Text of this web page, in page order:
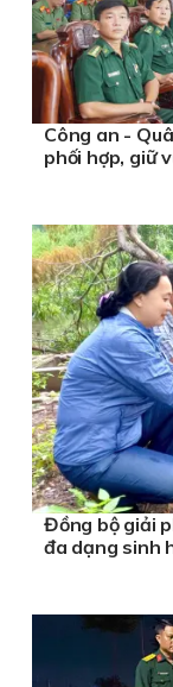
Công an -
phối hợp, giữ
Đồng bộ giải
đa dạng sinh